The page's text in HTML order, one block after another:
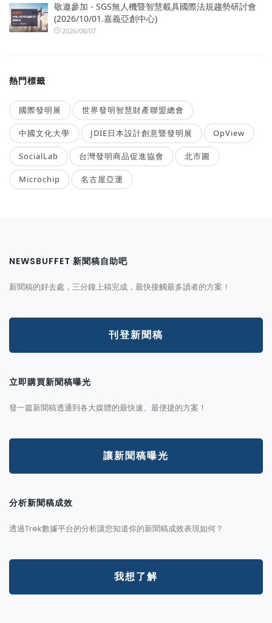
敬邀參加 - SGS無人機暨智慧載具國際法規趨勢研討會
(2026/10/01.嘉義亞創中心)
2026/08/07
熱門標籤
國際發明展 世界發明智慧財產聯盟總會
中國文化大學 JDIE日本設計創意暨發明展 OpView
SocialLab 台灣發明商品促進協會 北市圖
Microchip 名古屋亞運
NEWSBUFFET 新聞稿自助吧
新聞稿的好去處，三分鐘上稿完成，最快接觸最多讀者的方案！
刊登新聞稿
立即購買新聞稿曝光
發一篇新聞稿透通到各大媒體的最快速、最便捷的方案！
讓新聞稿曝光
分析新聞稿成效
透過Trek數據平台的分析讓您知道你的新聞稿成效表現如何？
我想了解